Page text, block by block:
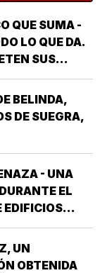
QUE SUMA -
LO QUE DA.
SUS
PUESTA EN
DEL AÑO
PARA
BELINDA,
DE SUEGRA,
- UNA
EL
EDIFICIOS
OFICIAL
AHÍ
DE ELLAS EN
UN
OBTENIDA